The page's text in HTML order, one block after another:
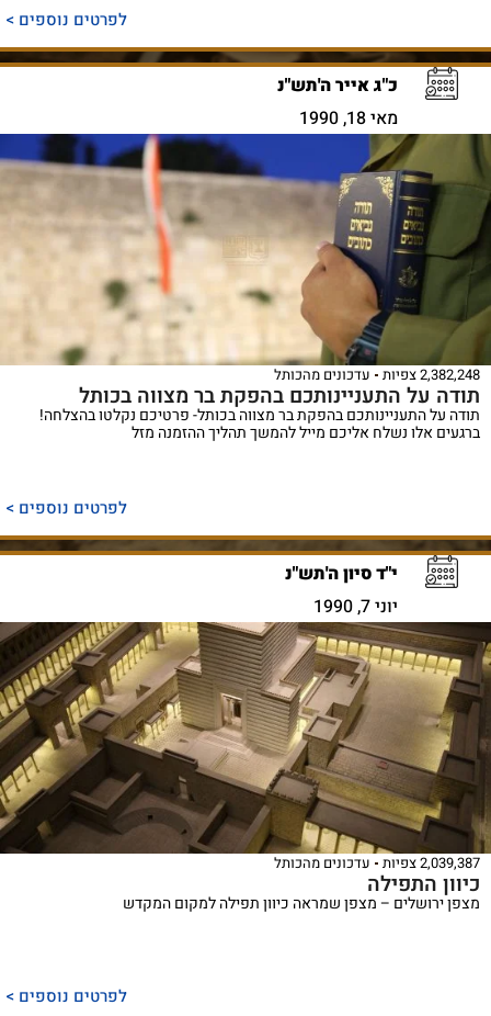
לפרטים נוספים >
כ"ג אייר ה'תש"נ
מאי 18, 1990
2,382,248 צפיות עדכונים מהכותל
תודה על התעניינותכם בהפקת בר מצווה בכותל
תודה על התעניינותכם בהפקת בר מצווה בכותל- פרטיכם נקלטו בהצלחה!
ברגעים אלו נשלח אליכם מייל להמשך תהליך ההזמנה מזל
לפרטים נוספים >
י"ד סיון ה'תש"נ
יוני 7, 1990
2,039,387 צפיות עדכונים מהכותל
כיוון התפילה
מצפן ירושלים – מצפן שמראה כיוון תפילה למקום המקדש
לפרטים נוספים >